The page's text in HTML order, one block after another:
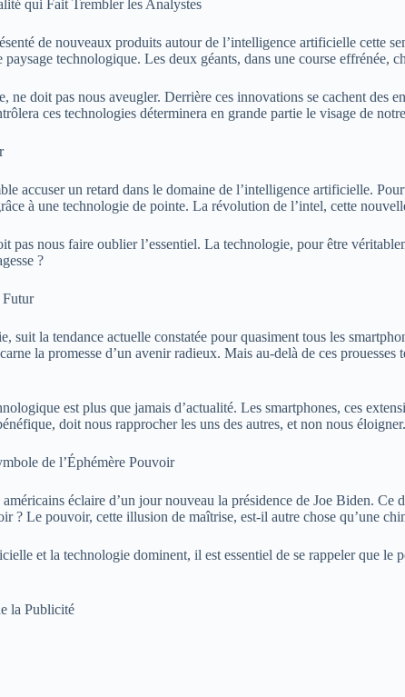
qui Fait Trembler les Analystes
de nouveaux produits autour de l’intelligence artificielle cette
technologique. Les deux géants, dans une course effrénée,
ne doit pas nous aveugler. Derrière ces innovations se cachent
ces technologies déterminera en grande partie le visage de
accuser un retard dans le domaine de l’intelligence artificielle.
à une technologie de pointe. La révolution de l’intel, cette
pas nous faire oublier l’essentiel. La technologie, pour être
?
Futur
suit la tendance actuelle constatée pour quasiment tous les
la promesse d’un avenir radieux. Mais au-delà de ces
est plus que jamais d’actualité. Les smartphones, ces
doit nous rapprocher les uns des autres, et non nous éloigner.
de l’Éphémère Pouvoir
éclaire d’un jour nouveau la présidence de Joe Biden.
? Le pouvoir, cette illusion de maîtrise, est-il autre chose qu’une
et la technologie dominent, il est essentiel de se rappeler que
la Publicité